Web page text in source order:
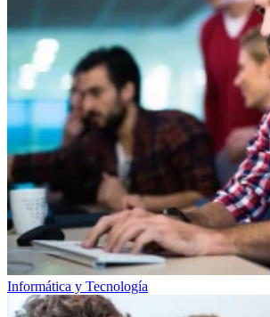
Informática y Tecnología